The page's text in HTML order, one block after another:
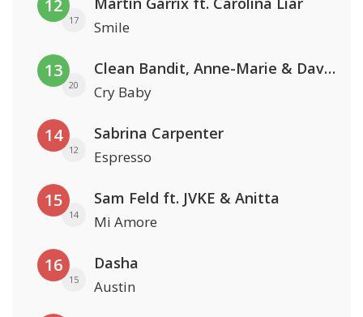
12
17 Smile
13
20
Clean Bandit, Anne-Marie & David Guetta
Cry Baby
14
12
Sabrina Carpenter
Espresso
15
14
Sam Feld ft. JVKE & Anitta
Mi Amore
16
15
Dasha
Austin